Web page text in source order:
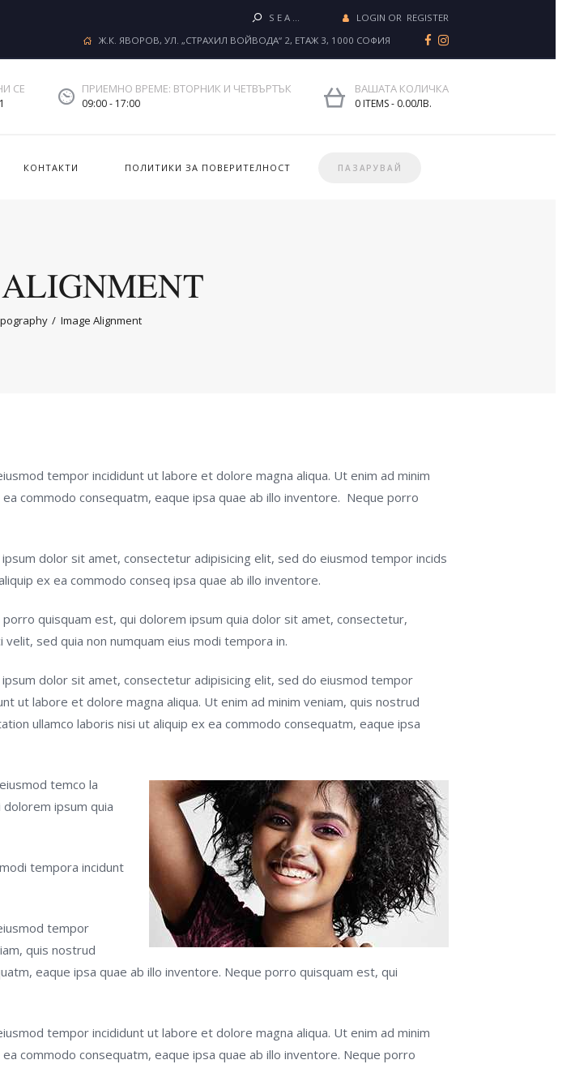
LOGIN OR REGISTER
Ж.К. ЯВОРОВ, УЛ. „СТРАХИЛ ВОЙВОДА“ 2, ЕТАЖ 3, 1000 СОФИЯ
СЕ ПРИЕМНО ВРЕМЕ: ВТОРНИК И ЧЕТВЪРТЪК
09:00 - 17:00
ВАШАТА КОЛИЧКА
0 ITEMS- 0.00ЛВ.
КОНТАКТИ ПОЛИТИКИ ЗА ПОВЕРИТЕЛНОСТ ПАЗАРУВАЙ
Image Alignment
tempor incididunt ut labore et dolore magna aliqua. Ut enim ad minim
commodo consequatm, eaque ipsa quae ab illo inventore. Neque porro
dolor sit amet, consectetur adipisicing elit, sed do eiusmod tempor incids
ex ea commodo conseq ipsa quae ab illo inventore.
porro quisquam est, qui dolorem ipsum quia dolor sit amet, consectetur,
velit, sed quia non numquam eius modi tempora in.
dolor sit amet, consectetur adipisicing elit, sed do eiusmod tempor
ut labore et dolore magna aliqua. Ut enim ad minim veniam, quis nostrud
ullamco laboris nisi ut aliquip ex ea commodo consequatm, eaque ipsa
temco la
ipsum quia
tempora incidunt
tempor
quis nostrud
eaque ipsa quae ab illo inventore. Neque porro quisquam est, qui
tempor incididunt ut labore et dolore magna aliqua. Ut enim ad minim
commodo consequatm, eaque ipsa quae ab illo inventore. Neque porro